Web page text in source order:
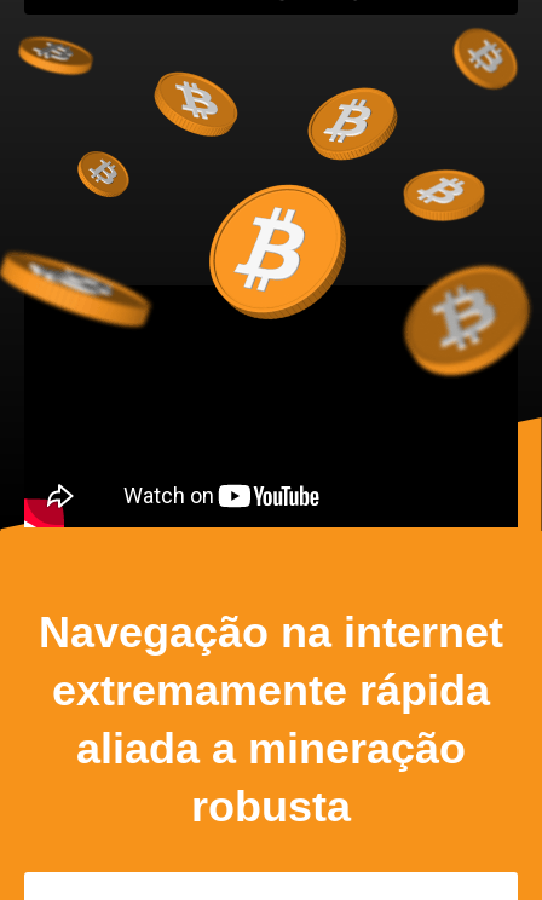
Navegação na internet
extremamente rápida
aliada a mineração
robusta